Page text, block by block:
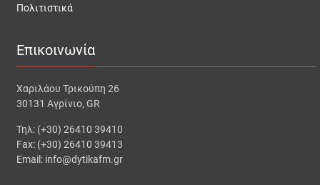
Πολιτιστικά
Επικοινωνία
Χαριλάου Τρικούπη 26
30131 Αγρίνιο, GR
Τηλ: (+30) 26410 39410
Fax: (+30) 26410 39413
Email: info@dytikafm.gr